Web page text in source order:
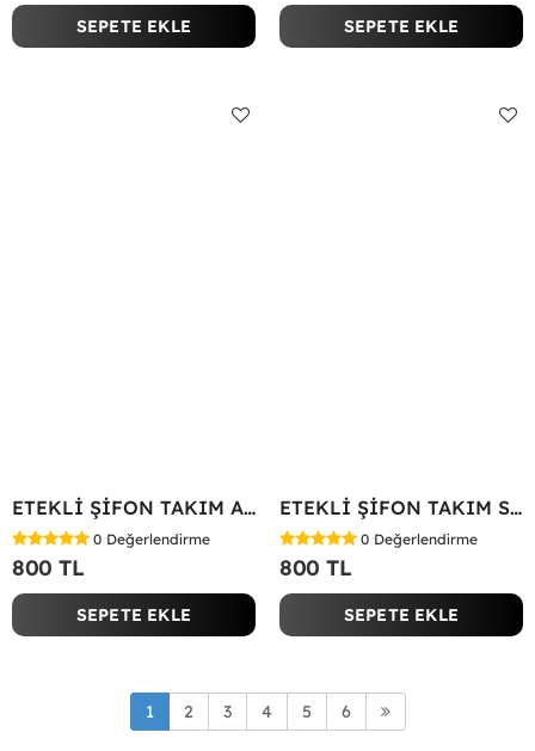
SEPETE EKLE SEPETE EKLE
ETEKLİ ŞİFON TAKIM Acı Kahve
0 Değerlendirme
800 TL
SEPETE EKLE
ETEKLİ ŞİFON TAKIM Siyah
0 Değerlendirme
800 TL
SEPETE EKLE
1 2 3 4 5 6